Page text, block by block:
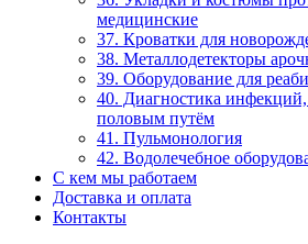
медицинские
37. Кроватки для
38. Металлодетекторы
39. Оборудование для
40. Диагностика
половым путём
41. Пульмонология
42. Водолечебное
С кем мы работаем
Доставка и оплата
Контакты